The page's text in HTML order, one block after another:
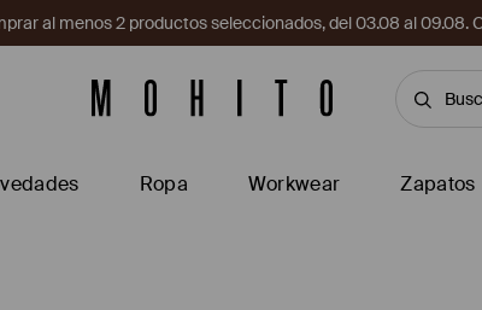
al menos 2 productos seleccionados, del 03.08 al 09.08.
Ropa Workwear Zapatos